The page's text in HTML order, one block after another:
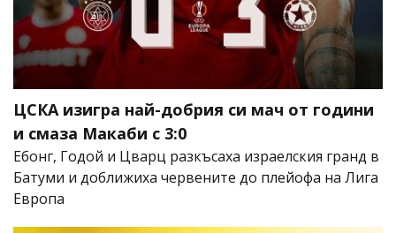
ЦСКА изигра най-добрия си мач от години
и смаза Макаби с 3:0
Ебонг, Годой и Цварц разкъсаха израелския гранд в
Батуми и доближиха червените до плейофа на Лига
Европа